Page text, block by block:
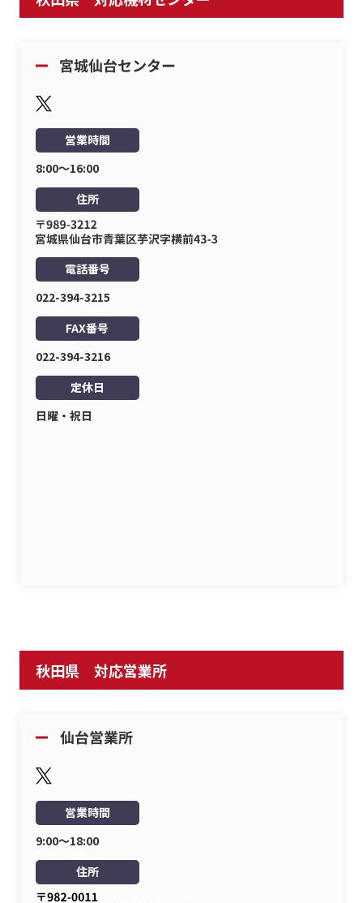
営業時間
8:00〜16:00
住所
電話番号
022-394-3215
FAX番号
022-394-3216
定休日
日曜・祝日
秋田県 対応営業所
営業時間
9:00〜18:00
住所